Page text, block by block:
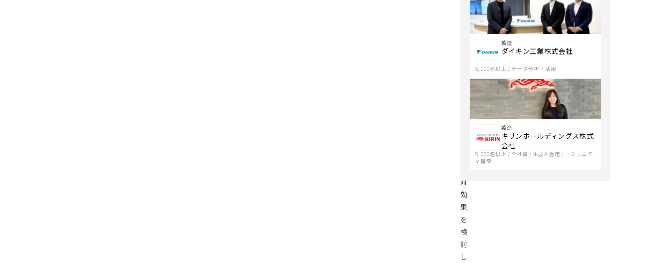
対
効
果
を
検
討
し
製造
ダイキン工業株式会社
5,000名以上 / データ分析・活用
製造
キリンホールディングス株式
会社
5,000名以上 / 全社員 / 生成AI活用 / コミュニテ
ィ構築